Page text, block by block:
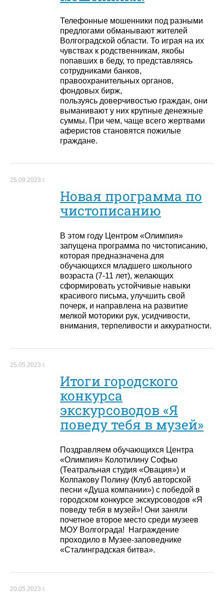
Телефонные мошенники под разными
предлогами обманывают жителей
Волгоградской области. То играя на их
чувствах к родственникам, якобы
попавших в беду, то представляясь
сотрудниками банков,
правоохранительных органов,
фондовых бирж,
пользуясь доверчивостью граждан, они
выманивают у них крупные денежные
суммы. При чем, чаще всего жертвами
аферистов становятся пожилые
граждане.
25.09.2023 г.
Новая программа по
чистописанию
В этом году Центром «Олимпия»
запущена программа по чистописанию,
которая предназначена для
обучающихся младшего школьного
возраста (7-11 лет), желающих
сформировать устойчивые навыки
красивого письма, улучшить свой
почерк, и направлена на развитие
мелкой моторики рук, усидчивости,
внимания, терпеливости и аккуратности.
25.05.2023 г.
Итоги городского
конкурса
экскурсоводов «Я
поведу тебя в музей»
Поздравляем обучающихся Центра
«Олимпия» Колотилину Софью
(Театральная студия «Овация») и
Колпакову Полину (Клуб авторской
песни «Душа компании») с победой в
городском конкурсе экскурсоводов «Я
поведу тебя в музей»! Они заняли
почетное второе место среди музеев
МОУ Волгограда! Награждение
проходило в Музее-заповеднике
«Сталинградская битва».
20.05.2023 г.